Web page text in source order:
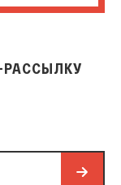
РАССЫЛКУ